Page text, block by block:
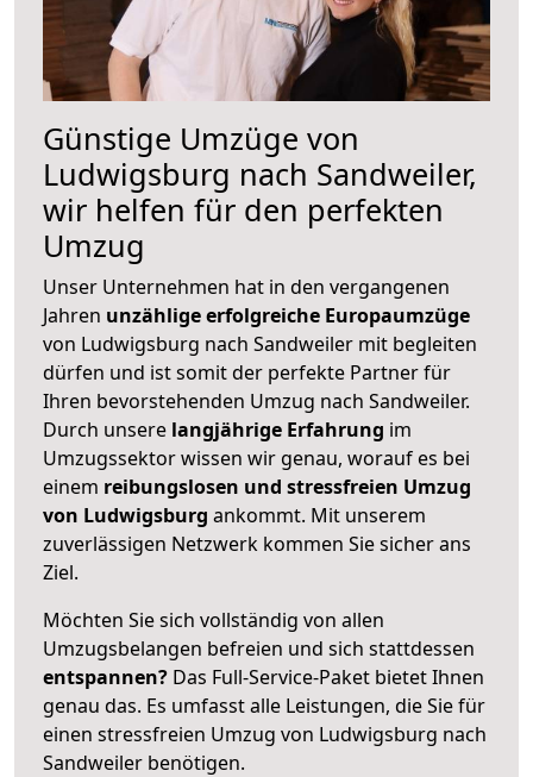
Günstige Umzüge von
Ludwigsburg nach Sandweiler,
wir helfen für den perfekten
Umzug
Unser Unternehmen hat in den vergangenen
Jahren unzählige erfolgreiche Europaumzüge
von Ludwigsburg nach Sandweiler mit begleiten
dürfen und ist somit der perfekte Partner für
Ihren bevorstehenden Umzug nach Sandweiler.
Durch unsere langjährige Erfahrung im
Umzugssektor wissen wir genau, worauf es bei
einem reibungslosen und stressfreien Umzug
von Ludwigsburg ankommt. Mit unserem
zuverlässigen Netzwerk kommen Sie sicher ans
Ziel.
Möchten Sie sich vollständig von allen
Umzugsbelangen befreien und sich stattdessen
entspannen? Das Full-Service-Paket bietet Ihnen
genau das. Es umfasst alle Leistungen, die Sie für
einen stressfreien Umzug von Ludwigsburg nach
Sandweiler benötigen.